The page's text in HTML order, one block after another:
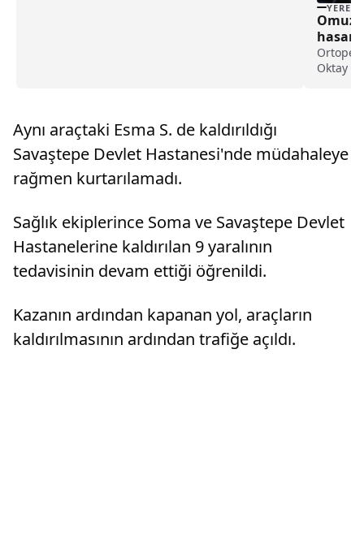
YEREL
Omuz
Oktay
Aynı araçtaki Esma S. de kaldırıldığı
Savaştepe Devlet Hastanesi'nde müdahaleye
rağmen kurtarılamadı.
Sağlık ekiplerince Soma ve Savaştepe Devlet
Hastanelerine kaldırılan 9 yaralının
tedavisinin devam ettiği öğrenildi.
Kazanın ardından kapanan yol, araçların
kaldırılmasının ardından trafiğe açıldı.